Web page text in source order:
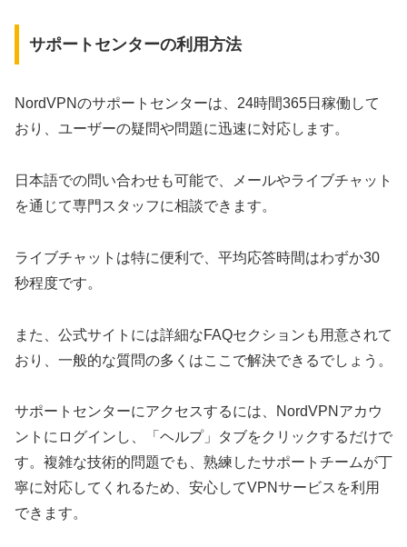
サポートセンターの利用方法
NordVPNのサポートセンターは、24時間365日稼働して
おり、ユーザーの疑問や問題に迅速に対応します。
日本語での問い合わせも可能で、メールやライブチャット
を通じて専門スタッフに相談できます。
ライブチャットは特に便利で、平均応答時間はわずか30
秒程度です。
また、公式サイトには詳細なFAQセクションも用意されて
おり、一般的な質問の多くはここで解決できるでしょう。
サポートセンターにアクセスするには、NordVPNアカウ
ントにログインし、「ヘルプ」タブをクリックするだけで
す。複雑な技術的問題でも、熟練したサポートチームが丁
寧に対応してくれるため、安心してVPNサービスを利用
できます。